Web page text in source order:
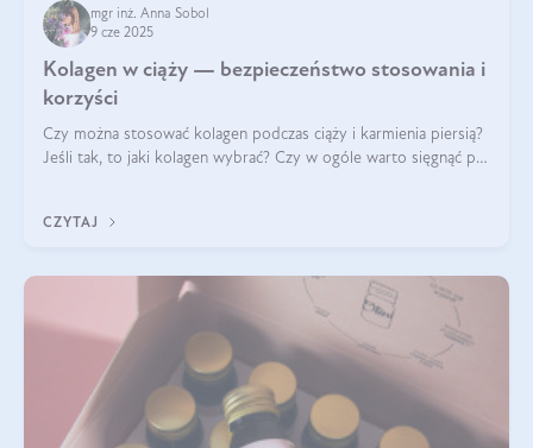
mgr inż. Anna Sobol
9 cze 2025
Kolagen w ciąży — bezpieczeństwo stosowania i
korzyści
Czy można stosować kolagen podczas ciąży i karmienia piersią?
Jeśli tak, to jaki kolagen wybrać? Czy w ogóle warto sięgnąć po
CZYTAJ